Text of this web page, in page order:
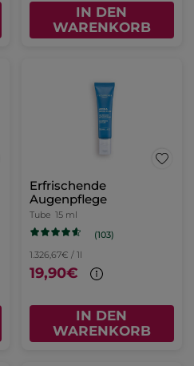
IN DEN
WARENKORB
Erfrischende
Augenpflege
Tube 15 ml
(103)
1.326,67€ / 1l
19,90€
IN DEN
WARENKORB